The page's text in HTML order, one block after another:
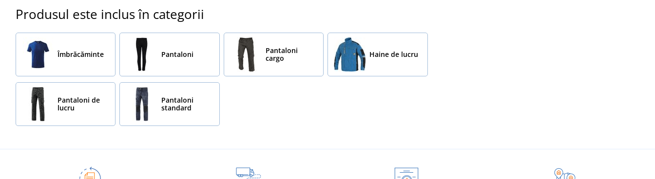
Produsul este inclus în categorii
Îmbrăcăminte Pantaloni
Pantaloni
cargo
Haine de lucru
Pantaloni de
lucru
Pantaloni
standard